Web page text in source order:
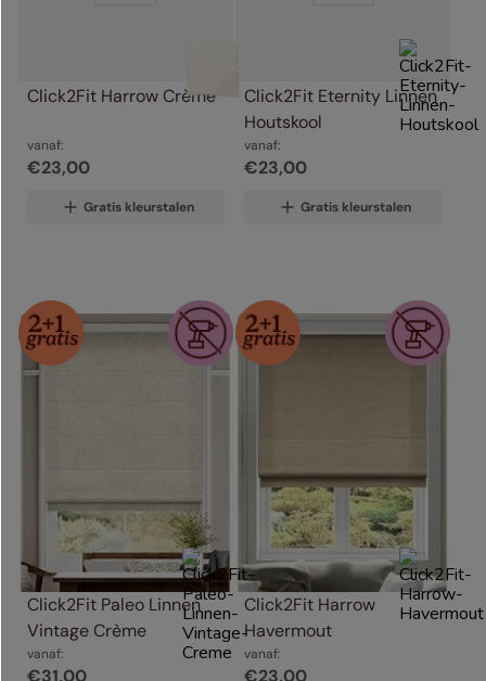
Click2Fit Harrow Crème
vanaf:
€23,00
Gratis kleurstalen
Click2Fit Eternity Linnen
Houtskool
vanaf:
€23,00
Gratis kleurstalen
Click2Fit Paleo Linnen
Vintage Crème
vanaf:
€31,00
Click2Fit Harrow
Havermout
vanaf:
€23,00